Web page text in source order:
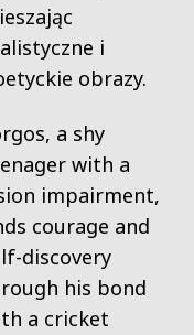
i
obrazy.
a shy
with a
impairment,
courage and
discovery
his bond
a cricket